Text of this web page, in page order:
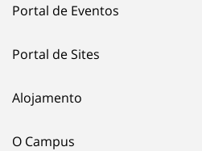
Portal de Eventos
Portal de Sites
Alojamento
O Campus